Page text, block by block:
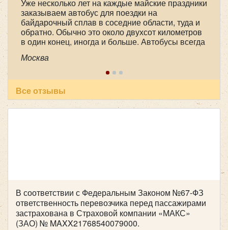
Уже несколько лет на каждые майские праздники
заказываем автобус для поездки на
байдарочный сплав в соседние области, туда и
обратно. Обычно это около двухсот километров
в один конец, иногда и больше. Автобусы всегда
большими багажными отделениями. А главное,
это опытные, доброжелательные, пунктуальные
и ответственные водители. В этот раз это были
Александр Александрович Чорный и Юрий
Анатольевич Арефьев. Спасибо большое им и
всему коллективу компании!
Москва
Все отзывы
В соответствии с Федеральным Законом №67-ФЗ
ответственность перевозчика перед пассажирами
застрахована в Страховой компании «МАКС»
(ЗАО) № MAXX21768540079000.
Цена от:800 руб/час
Hyundai Grand Starex H1 черный
Количество мест:8
Цена от:650 руб/час